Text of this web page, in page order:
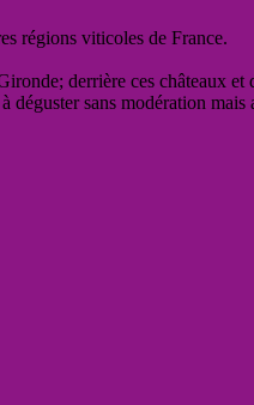
régions viticoles de France.
derrière ces châteaux et
sans modération